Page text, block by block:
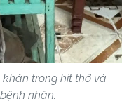
trong hít thở và
nhân.